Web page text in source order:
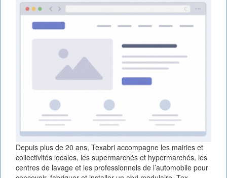
Depuis plus de 20 ans, Texabri accompagne les mairies et
collectivités locales, les supermarchés et hypermarchés, les
centres de lavage et les professionnels de l’automobile pour